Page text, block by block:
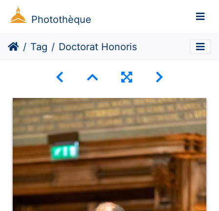
Photothèque
Tag Doctorat Honoris